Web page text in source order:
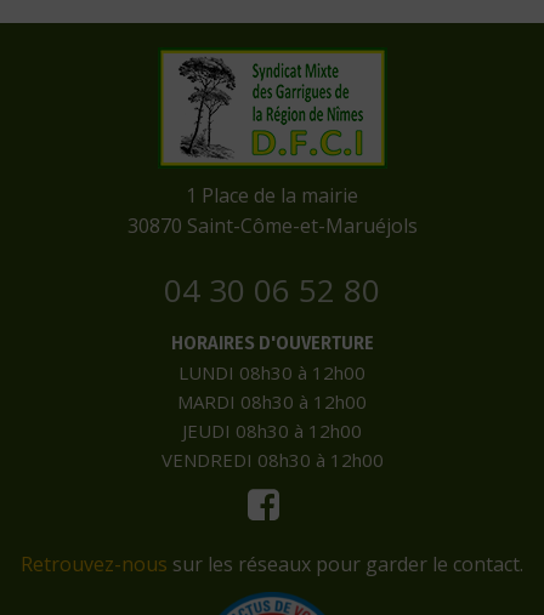
​1 Place de la mairie
​30870 Saint-Côme-et-Maruéjols
04 30 06 52 80
HORAIRES D'OUVERTURE
LUNDI 08h30 à 12h00
MARDI 08h30 à 12h00
JEUDI 08h30 à 12h00
VENDREDI 08h30 à 12h00
Retrouvez-nous sur les réseaux pour garder le contact.